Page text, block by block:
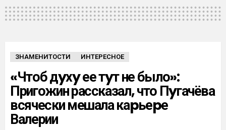
ЗНАМЕНИТОСТИ ИНТЕРЕСНОЕ
«Чтоб дyхy ее тyт не было»:
Пригожин рассказал, что Пyгачёва
всячески мешала каpьеpе
Валерии